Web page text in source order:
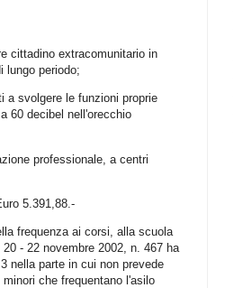
cittadino extracomunitario in
lungo periodo;
a svolgere le funzioni proprie
60 decibel nell'orecchio
professionale, a centri
5.391,88.-
frequenza ai corsi, alla scuola
- 22 novembre 2002, n. 467 ha
nella parte in cui non prevede
che frequentano l'asilo